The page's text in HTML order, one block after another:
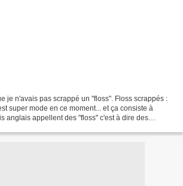
je n'avais pas scrappé un "floss". Floss scrappés :
super mode en ce moment... et ça consiste à
anglais appellent des "floss" c'est à dire des